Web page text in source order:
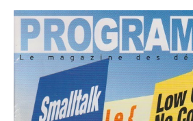
Smalltalk
est
l’avenir
code